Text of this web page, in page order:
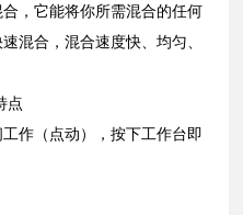
，它能将你所需混合的任何
混合，混合速度快、均匀、
点
作（点动），按下工作台即